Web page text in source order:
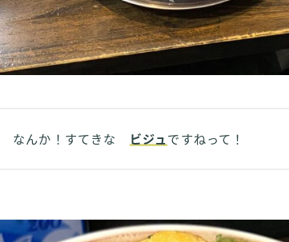
なんか！すてきな ビジュ ですねって！